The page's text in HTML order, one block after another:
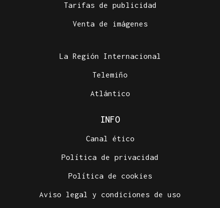
Tarifas de publicidad
Venta de imágenes
La Región Internacional
Telemiño
Atlántico
INFO
Canal ético
Política de privacidad
Política de cookies
Aviso legal y condiciones de uso